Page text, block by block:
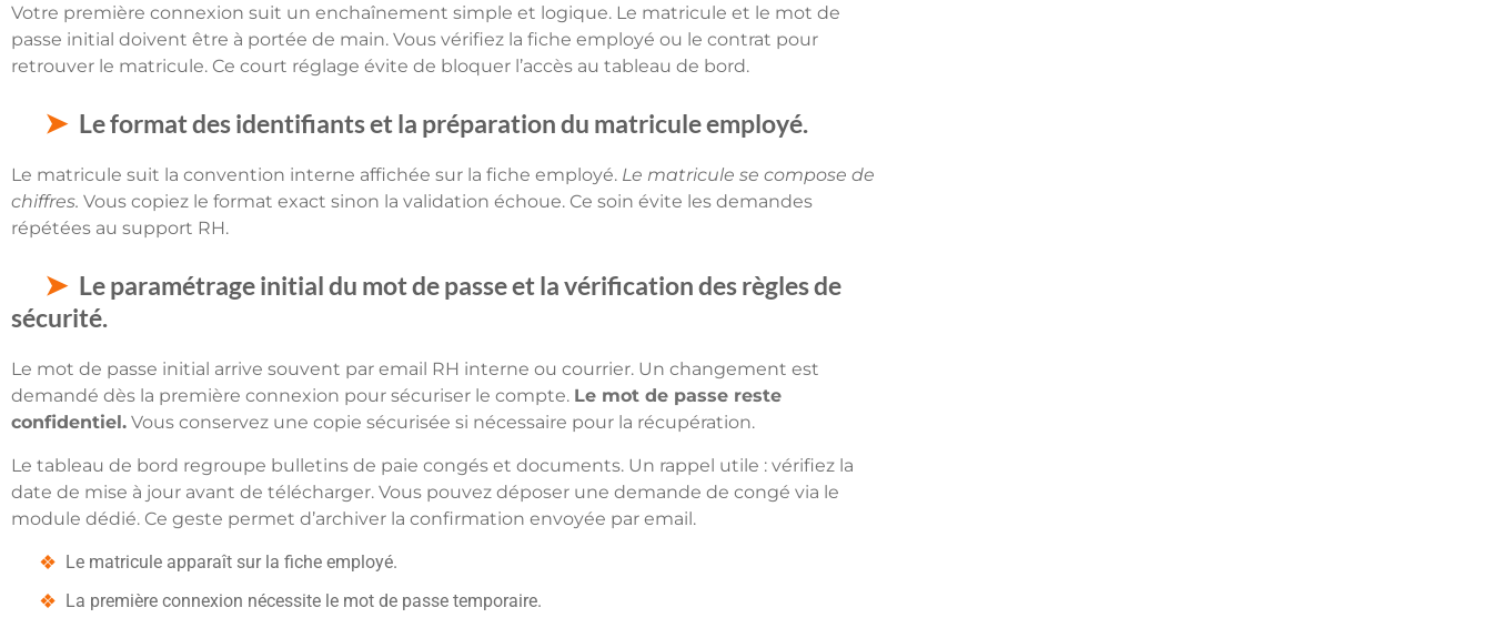
Votre première connexion suit un enchaînement simple et logique. Le matricule et le mot de
passe initial doivent être à portée de main. Vous vérifiez la fiche employé ou le contrat pour
retrouver le matricule. Ce court réglage évite de bloquer l’accès au tableau de bord.
Le format des identifiants et la préparation du matricule employé.
Le matricule suit la convention interne affichée sur la fiche employé. Le matricule se compose de
chiffres. Vous copiez le format exact sinon la validation échoue. Ce soin évite les demandes
répétées au support RH.
Le paramétrage initial du mot de passe et la vérification des règles de
sécurité.
Le mot de passe initial arrive souvent par email RH interne ou courrier. Un changement est
demandé dès la première connexion pour sécuriser le compte. Le mot de passe reste
confidentiel. Vous conservez une copie sécurisée si nécessaire pour la récupération.
Le tableau de bord regroupe bulletins de paie congés et documents. Un rappel utile : vérifiez la
date de mise à jour avant de télécharger. Vous pouvez déposer une demande de congé via le
module dédié. Ce geste permet d’archiver la confirmation envoyée par email.
Le matricule apparaît sur la fiche employé.
La première connexion nécessite le mot de passe temporaire.